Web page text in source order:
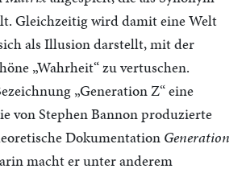
Gleichzeitig wird damit eine Welt
als Illusion darstellt, mit der
„Wahrheit“ zu vertuschen.
„Generation Z“ eine
von Stephen Bannon produzierte
Dokumentation Generation
macht er unter anderem